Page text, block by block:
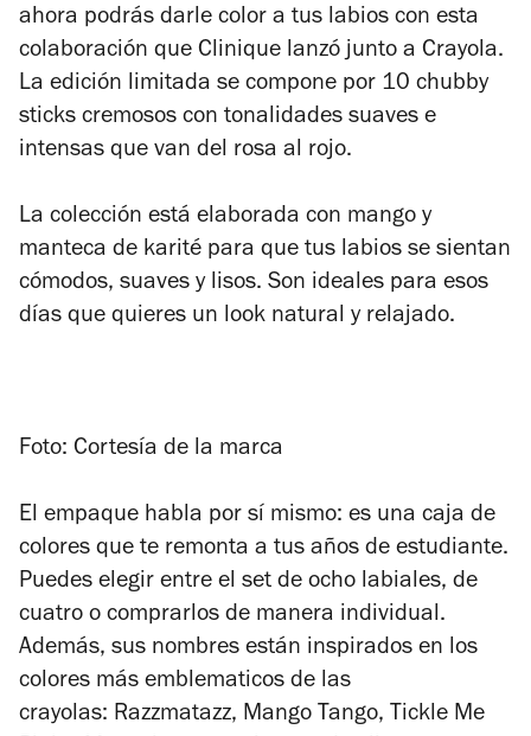
ahora podrás darle color a tus labios con esta
colaboración que Clinique lanzó junto a Crayola.
La edición limitada se compone por 10 chubby
sticks cremosos con tonalidades suaves e
intensas que van del rosa al rojo.
La colección está elaborada con mango y
manteca de karité para que tus labios se sientan
cómodos, suaves y lisos. Son ideales para esos
días que quieres un look natural y relajado.
Foto: Cortesía de la marca
El empaque habla por sí mismo: es una caja de
colores que te remonta a tus años de estudiante.
Puedes elegir entre el set de ocho labiales, de
cuatro o comprarlos de manera individual.
Además, sus nombres están inspirados en los
colores más emblematicos de las
crayolas: Razzmatazz, Mango Tango, Tickle Me